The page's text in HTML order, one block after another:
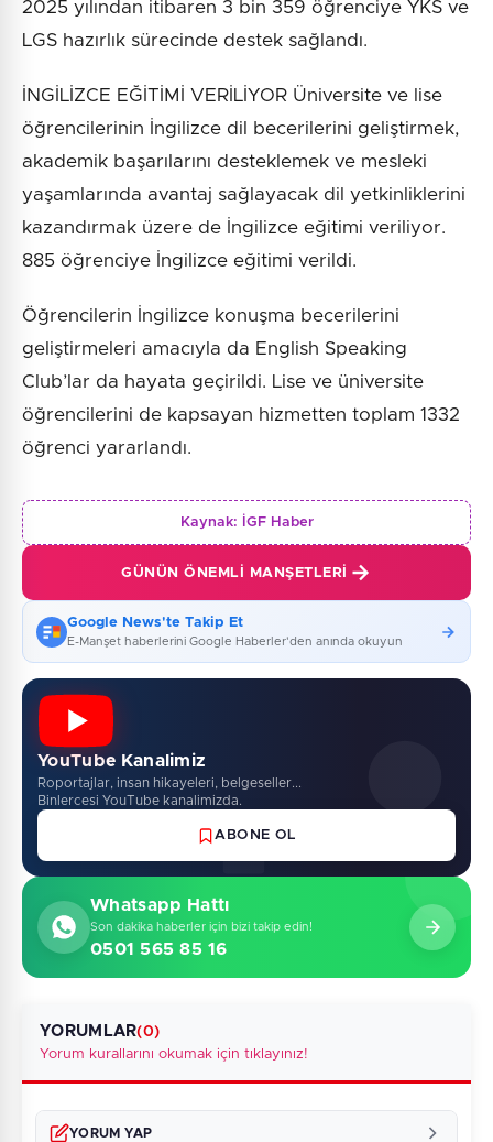
2025 yılından itibaren 3 bin 359 öğrenciye YKS ve
LGS hazırlık sürecinde destek sağlandı.
İNGİLİZCE EĞİTİMİ VERİLİYOR Üniversite ve lise
öğrencilerinin İngilizce dil becerilerini geliştirmek,
akademik başarılarını desteklemek ve mesleki
yaşamlarında avantaj sağlayacak dil yetkinliklerini
kazandırmak üzere de İngilizce eğitimi veriliyor.
885 öğrenciye İngilizce eğitimi verildi.
Öğrencilerin İngilizce konuşma becerilerini
geliştirmeleri amacıyla da English Speaking
Club’lar da hayata geçirildi. Lise ve üniversite
öğrencilerini de kapsayan hizmetten toplam 1332
öğrenci yararlandı.
Kaynak: İGF Haber
GÜNÜN ÖNEMLI MANŞETLERI
Google News'te Takip Et
E-Manşet haberlerini Google Haberler'den anında okuyun
YouTube Kanalimiz
Roportajlar, insan hikayeleri, belgeseller...
Binlercesi YouTube kanalimizda.
ABONE OL
Whatsapp Hattı
Son dakika haberler için bizi takip edin!
0501 565 85 16
YORUMLAR(0)
Yorum kurallarını okumak için tıklayınız!
YORUM YAP